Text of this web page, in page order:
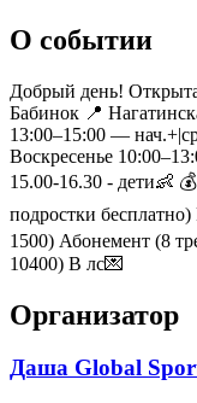
О событии
Добрый день!
Бабинок 📍
13:00–15:00 —
Воскресенье
15.00-16.30 - дети👶
подростки
1500) Абонемент (8
10400) В лс💌
Организатор
Даша Global